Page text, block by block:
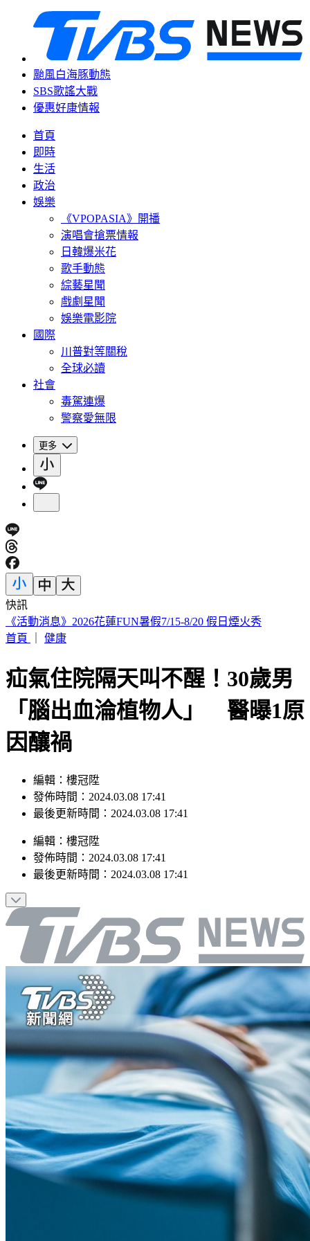
颱風白海豚動態
SBS歌謠大戰
優惠好康情報
首頁
即時
生活
政治
娛樂
《VPOPASIA》開播
演唱會搶票情報
日韓爆米花
歌手動態
綜藝星聞
戲劇星聞
娛樂電影院
國際
川普對等關稅
全球必讀
社會
毒駕連爆
警察愛無限
更多
快訊
網傳台中「送肉粽到彰化芳苑殯儀館」化煞 鄉公所駁斥
首頁
健康
疝氣住院隔天叫不醒！30歲男
「腦出血淪植物人」 醫曝1原
因釀禍
編輯：樓冠陞
發佈時間：2024.03.08 17:41
最後更新時間：2024.03.08 17:41
編輯 ： 樓冠陞
發佈時間： 2024.03.08 17:41
最後更新時間： 2024.03.08 17:41